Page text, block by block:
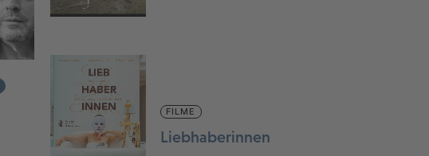
FILME
Liebhaberinnen